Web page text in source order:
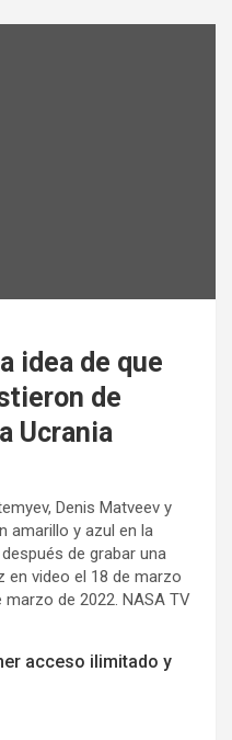
idea de que
de
Ucrania
Denis Matveev y
amarillo y azul en la
de grabar una
en video el 18 de marzo
de 2022. NASA TV
acceso ilimitado y